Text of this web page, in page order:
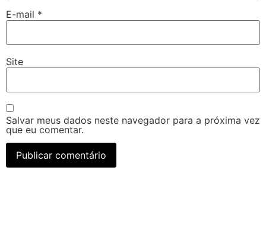
E-mail *
Site
Salvar meus dados neste navegador para a próxima vez
que eu comentar.